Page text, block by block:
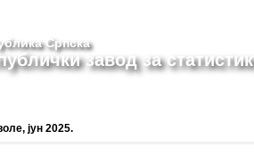
Српска
завод за
јун 2025.